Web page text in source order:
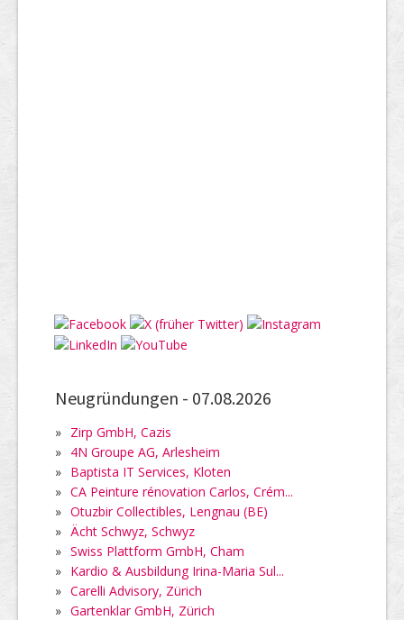
Neugründungen - 07.08.2026
» Zirp GmbH, Cazis
» 4N Groupe AG, Arlesheim
» Baptista IT Services, Kloten
» CA Peinture rénovation Carlos, Crém...
» Otuzbir Collectibles, Lengnau (BE)
» Ächt Schwyz, Schwyz
» Swiss Plattform GmbH, Cham
» Kardio & Ausbildung Irina-Maria Sul...
» Carelli Advisory, Zürich
» Gartenklar GmbH, Zürich